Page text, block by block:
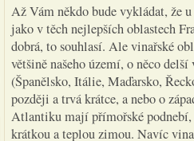
Až Vám někdo bude vykládat, že
jako v těch nejlepších oblastech
dobrá, to souhlasí. Ale vinařské
většině našeho území, o něco
(Španělsko, Itálie, Maďarsko,
později a trvá krátce, a nebo o
Atlantiku mají přímořské
krátkou a teplou zimou. Navíc